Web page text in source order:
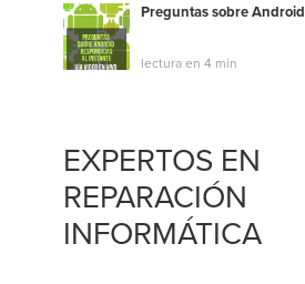
Preguntas sobre Android
lectura en 4 min
EXPERTOS EN
REPARACIÓN
INFORMÁTICA